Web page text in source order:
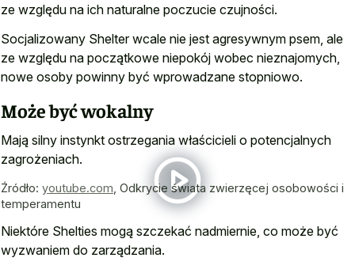
ze względu na ich naturalne poczucie czujności.
Socjalizowany Shelter wcale nie jest agresywnym psem, ale
ze względu na początkowe niepokój wobec nieznajomych,
nowe osoby powinny być wprowadzane stopniowo.
Może być wokalny
Mają silny instynkt ostrzegania właścicieli o potencjalnych
zagrożeniach.
Źródło: youtube.com Odkrycie świata zwierzęcej osobowości i
temperamentu
Niektóre Shelties mogą szczekać nadmiernie, co może być
wyzwaniem do zarządzania.